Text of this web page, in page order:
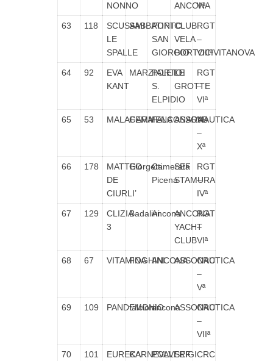
NONNO
ANCONA
Vª
63 118
SCUSAMI
LE
SPALLE
SABBATINI
PORTO
SAN
GIORGIO
CLUB
VELA
PORTOCIVITANOVA
RGT
–
VIIIª
64 92
EVA
KANT
MARZIALETTI
PORTO
S.
ELPIDIO
LE
GROTTE
RGT
–
VIª
65 53 MALAFEMMENA
GARAFALCONARA
ASSONAUTICA
VB
–
Xª
66 178
MATTEO
DE
CIURLI’
GiorgettiCamerata
Picena
SEF
STAMURA
RGT
–
IVª
67 129
CLIZIA
3
BadaliniAnconaANCONA
YACHT
CLUB
RGT
–
VIª
68 67 VITAMINAFOGHINIANCONAASSONAUTICA
CRC
–
Vª
69 109 PANDEMONIO
falcionianconaASSONAUTICA
CRC
–
VIIª
70 101 EUREKACARNEVALI
POLVERIGI
SEF
CRC